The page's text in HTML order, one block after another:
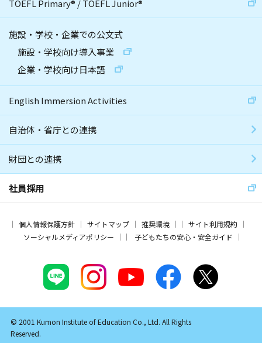
TOEFL Primary® /TOEFL Junior®
施設・学校・企業での公文式
施設・学校向け導入事業
企業・学校向け日本語
English Immersion Activities
自治体・省庁との連携
財団との連携
社員採用
個人情報保護方針 サイトマップ 推奨環境
サイト利用規約
ソーシャルメディアポリシー
子どもたちの安心・安全ガイド
© 2001 Kumon Institute of Education Co., Ltd. All Rights
Reserved.